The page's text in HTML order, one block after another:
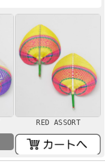
RED ASSORT